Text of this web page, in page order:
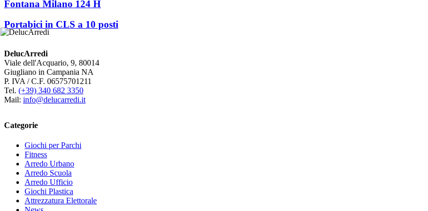
Fontana Milano 124 H
Portabici in CLS a 10 posti
DelucArredi
Viale dell'Acquario, 9, 80014
Giugliano in Campania NA
P. IVA / C.F. 06575701211
Tel. (+39) 340 682 3350
Mail: info@delucarredi.it
Categorie
Giochi per Parchi
Fitness
Arredo Urbano
Arredo Scuola
Arredo Ufficio
Giochi Plastica
Attrezzatura Elettorale